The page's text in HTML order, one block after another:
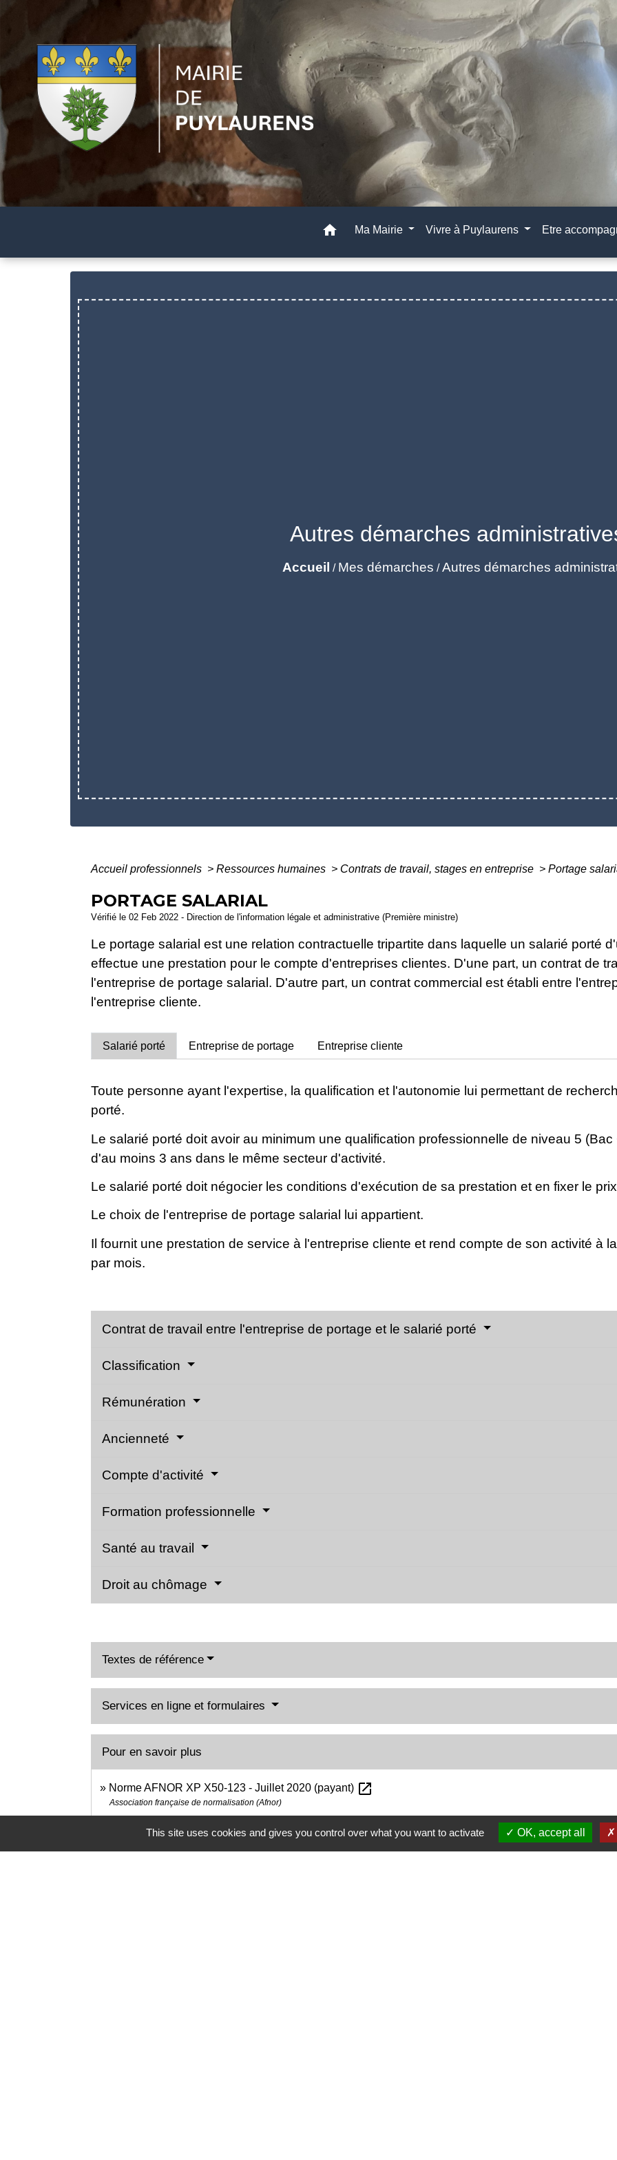
home Ma Mairie Vivre à Puylaurens Etre
Autres démarches
Accueil / Mes démarches /Autres démarches
Accueil professionnels > Ressources humaines > Contrats de travail, stages en entreprise > Portage
PORTAGE SALARIAL
Vérifié le 02 Feb 2022 - Direction de l'information légale et administrative (Première ministre)
Le portage salarial est une relation contractuelle tripartite dans laquelle un salarié porté
effectue une prestation pour le compte d'entreprises clientes. D'une part, un contrat de
l'entreprise de portage salarial. D'autre part, un contrat commercial est établi entre
l'entreprise cliente.
Salarié porté Entreprise de portage Entreprise cliente
Toute personne ayant l'expertise, la qualification et l'autonomie lui permettant de
porté.
Le salarié porté doit avoir au minimum une qualification professionnelle de niveau 5
d'au moins 3 ans dans le même secteur d'activité.
Le salarié porté doit négocier les conditions d'exécution de sa prestation et en fixer le
Le choix de l'entreprise de portage salarial lui appartient.
Il fournit une prestation de service à l'entreprise cliente et rend compte de son activité à
par mois.
Contrat de travail entre l'entreprise de portage et le salarié porté
Classification
Rémunération
Ancienneté
Compte d'activité
Formation professionnelle
Santé au travail
Droit au chômage
Textes de référence
Services en ligne et formulaires
Pour en savoir plus
Norme AFNOR XP X50-123 - Juillet 2020 (payant) open_in_new
Association française de normalisation (Afnor)
This site uses cookies and gives you control over what you want to activate OK, accept all